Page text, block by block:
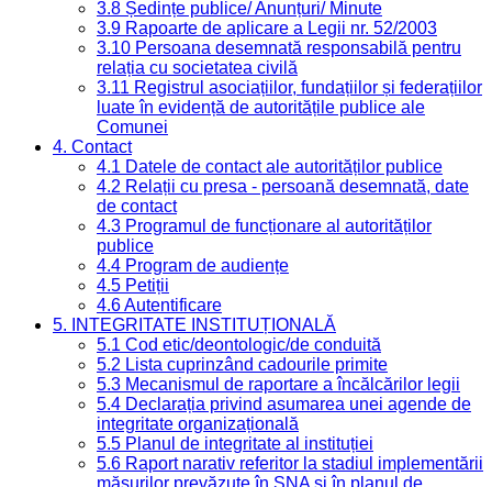
3.8 Ședințe publice/ Anunțuri/ Minute
3.9 Rapoarte de aplicare a Legii nr. 52/2003
3.10 Persoana desemnată responsabilă pentru
relația cu societatea civilă
3.11 Registrul asociațiilor, fundațiilor și federațiilor
luate în evidență de autoritățile publice ale
Comunei
4. Contact
4.1 Datele de contact ale autorităților publice
4.2 Relații cu presa - persoană desemnată, date
de contact
4.3 Programul de funcționare al autorităților
publice
4.4 Program de audiențe
4.5 Petiții
4.6 Autentificare
5. INTEGRITATE INSTITUȚIONALĂ
5.1 Cod etic/deontologic/de conduită
5.2 Lista cuprinzând cadourile primite
5.3 Mecanismul de raportare a încălcărilor legii
5.4 Declarația privind asumarea unei agende de
integritate organizațională
5.5 Planul de integritate al instituției
5.6 Raport narativ referitor la stadiul implementării
măsurilor prevăzute în SNA și în planul de